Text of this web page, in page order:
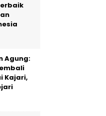
Agung:
Kajari,